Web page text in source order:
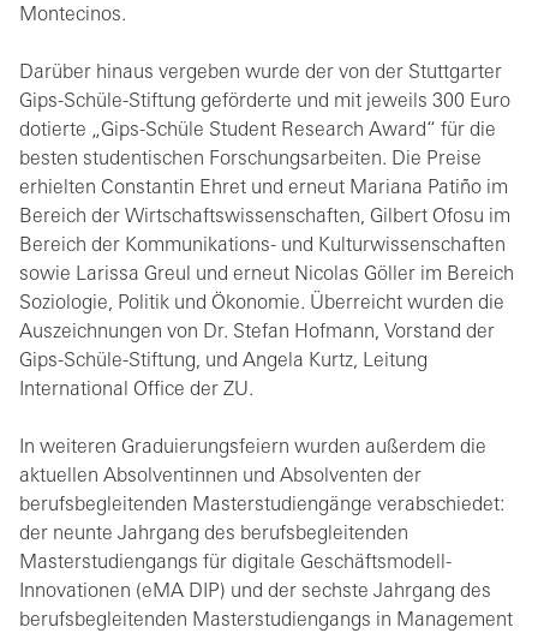
Montecinos.
Darüber hinaus vergeben wurde der von der Stuttgarter
Gips-Schüle-Stiftung geförderte und mit jeweils 300 Euro
dotierte „Gips-Schüle Student Research Award“ für die
besten studentischen Forschungsarbeiten. Die Preise
erhielten Constantin Ehret und erneut Mariana Patiño im
Bereich der Wirtschaftswissenschaften, Gilbert Ofosu im
Bereich der Kommunikations- und Kulturwissenschaften
sowie Larissa Greul und erneut Nicolas Göller im Bereich
Soziologie, Politik und Ökonomie. Überreicht wurden die
Auszeichnungen von Dr. Stefan Hofmann, Vorstand der
Gips-Schüle-Stiftung, und Angela Kurtz, Leitung
International Office der ZU.
In weiteren Graduierungsfeiern wurden außerdem die
aktuellen Absolventinnen und Absolventen der
berufsbegleitenden Masterstudiengänge verabschiedet:
der neunte Jahrgang des berufsbegleitenden
Masterstudiengangs für digitale Geschäftsmodell-
Innovationen (eMA DIP) und der sechste Jahrgang des
berufsbegleitenden Masterstudiengangs in Management